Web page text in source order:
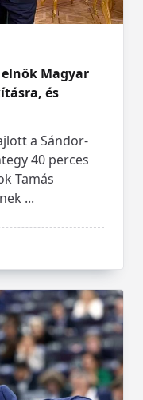
Magyar
és
a Sándor-
40 perces
Tamás
...